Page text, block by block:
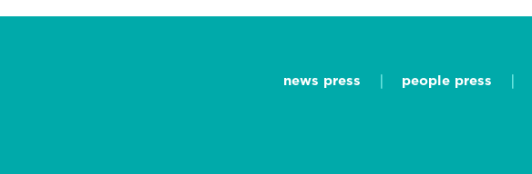
news press people press